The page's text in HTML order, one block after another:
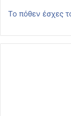
Το πόθεν έσχες